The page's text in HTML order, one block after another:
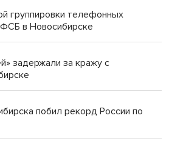
группировки телефонных
в Новосибирске
задержали за кражу с
побил рекорд России по